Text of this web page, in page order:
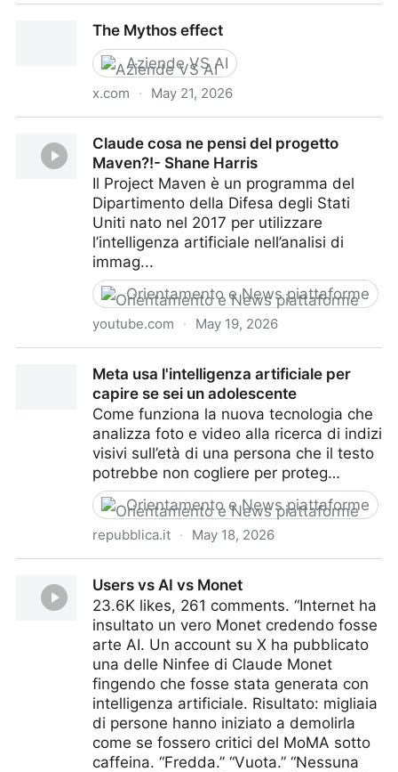
The Mythos effect
Aziende VS AI
x.com · May 21, 2026
Claude cosa ne pensi del progetto
Maven?!- Shane Harris
Il Project Maven è un programma del
Dipartimento della Difesa degli Stati
Uniti nato nel 2017 per utilizzare
l’intelligenza artificiale nell’analisi di
immag...
Orientamento e News piattaforme
youtube.com · May 19, 2026
Meta usa l'intelligenza artificiale per
capire se sei un adolescente
Come funziona la nuova tecnologia che
analizza foto e video alla ricerca di indizi
visivi sull’età di una persona che il testo
potrebbe non cogliere per proteg…
Orientamento e News piattaforme
repubblica.it · May 18, 2026
adolescenteUsers vs AI vs Monet
23.6K likes, 261 comments. “Internet ha
insultato un vero Monet credendo fosse
arte AI. Un account su X ha pubblicato
una delle Ninfee di Claude Monet
fingendo che fosse stata generata con
intelligenza artificiale. Risultato: migliaia
di persone hanno iniziato a demolirla
come se fossero critici del MoMA sotto
caffeina. “Fredda.” “Vuota.” “Nessuna